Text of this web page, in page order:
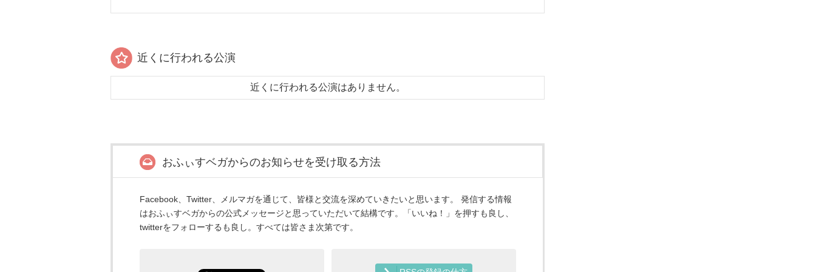
近くに行われる公演
近くに行われる公演はありません。
おふぃすベガからのお知らせを受け取る方法
Facebook、Twitter、メルマガを通じて、皆様と交流を深めていきたいと思います。 発信する情報
はおふぃすベガからの公式メッセージと思っていただいて結構です。「いいね！」を押すも良し、
twitterをフォローするも良し。すべては皆さま次第です。